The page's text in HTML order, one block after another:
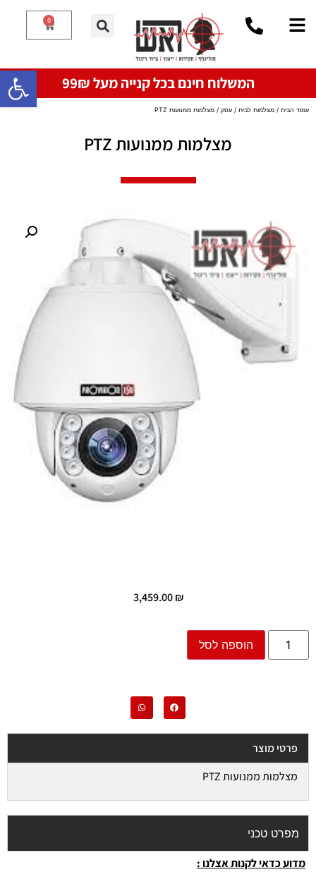
פתח
0
המשלוח חינם בכל קנייה מעל 99₪
עמוד הבית / מצלמות לבית / עסק / מצלמות ממנועות PTZ
מצלמות ממנועות PTZ
3,459.00₪
הוספה לסל
פרטי מוצר
מצלמות ממנועות PTZ
מפרט טכני
מדוע כדאי לקנות אצלנו :